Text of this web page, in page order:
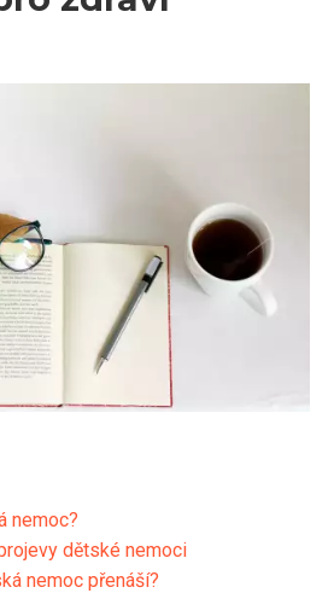
nemoc?
dětské nemoci
nemoc přenáší?